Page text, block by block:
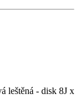
leštěná - disk 8J x